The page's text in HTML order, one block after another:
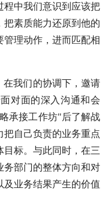
程中我们意识到应该把
素质能力还原到他的
理动作，进而匹配相
我们的协调下，邀请
对面的深入沟通和会
承接工作坊"后了解战
自己负责的业务重点
标。与此同时，在三
务部门的整体方向和对
业务结果产生的价值